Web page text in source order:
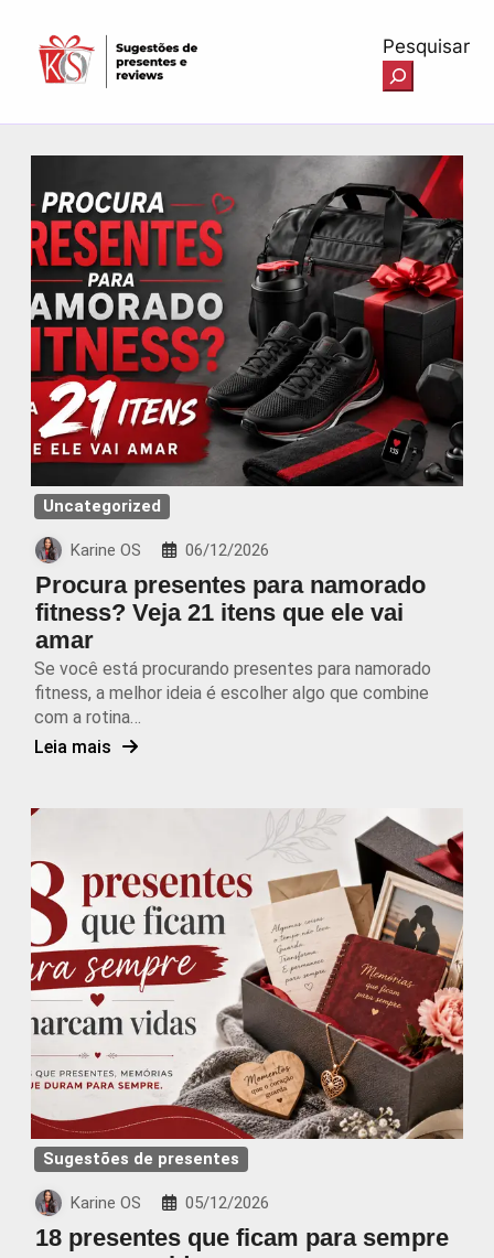
Pesquisar
Uncategorized
Karine OS 06/12/2026
Procura presentes para namorado
fitness? Veja 21 itens que ele vai
amar
Se você está procurando presentes para namorado
fitness, a melhor ideia é escolher algo que combine
com a rotina…
Leia mais
Sugestões de presentes
Karine OS 05/12/2026
18 presentes que ficam para sempre